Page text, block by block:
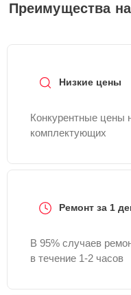
Преимущества
Низкие цены
Конкурентные цены
комплектующих
Ремонт за 1
В 95% случаев
в течение 1-2 часов